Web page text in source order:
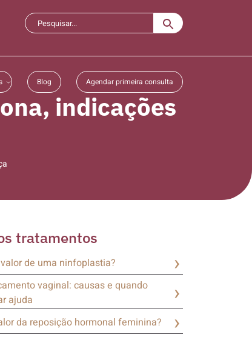
Blog Agendar primeira consulta
indicações
tratamentos
de uma ninfoplastia?
vaginal: causas e quando
ajuda
da reposição hormonal feminina?